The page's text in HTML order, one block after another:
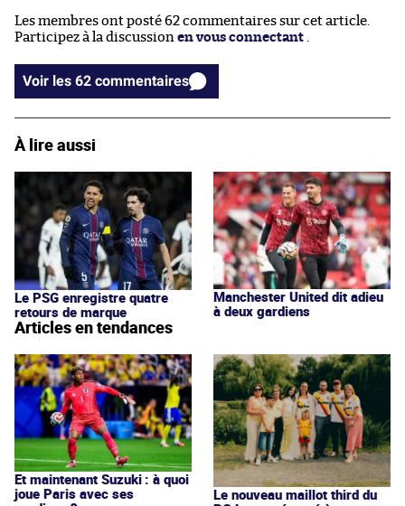
Les membres ont posté 62 commentaires sur cet article.
Participez à la discussion en vous connectant .
Voir les 62 commentaires
À lire aussi
Le PSG enregistre quatre
retours de marque
Manchester United dit adieu
à deux gardiens
Articles en tendances
Et maintenant Suzuki : à quoi
joue Paris avec ses
Le nouveau maillot third du